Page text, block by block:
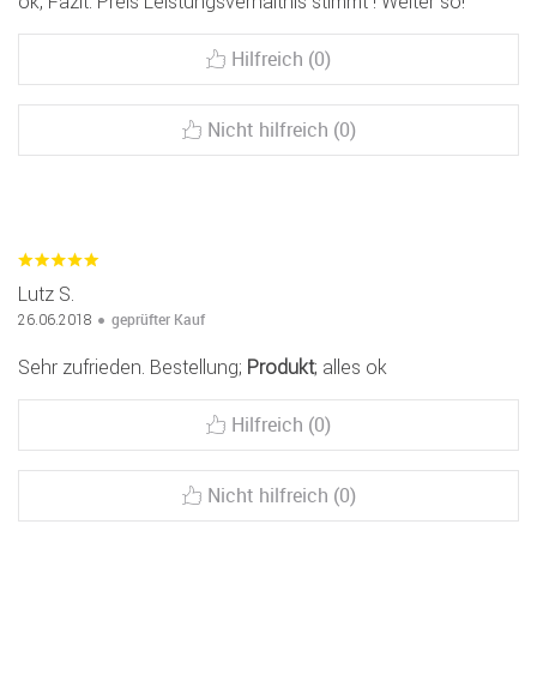
Hilfreich (0)
Nicht hilfreich (0)
Lutz S.
26.06.2018 geprüfter Kauf
Sehr zufrieden. Bestellung; Produkt; alles ok
Hilfreich (0)
Nicht hilfreich (0)